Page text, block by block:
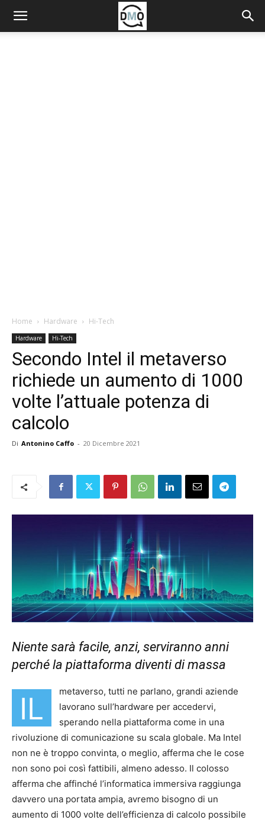
Home Hardware Hi-Tech
Hardware Hi-Tech
Secondo Intel il metaverso
richiede un aumento di 1000
volte l’attuale potenza di
calcolo
Di Antonino Caffo - 20 Dicembre 2021
Niente sarà facile, anzi, serviranno anni
perché la piattaforma diventi di massa
IL
metaverso, tutti ne parlano, grandi aziende
lavorano sull’hardware per accedervi,
sperando nella piattaforma come in una
rivoluzione di comunicazione su scala globale. Ma Intel
non ne è troppo convinta, o meglio, afferma che le cose
non sono poi così fattibili, almeno adesso. Il colosso
afferma che affinché l’informatica immersiva raggiunga
davvero una portata ampia, avremo bisogno di un
aumento di 1000 volte dell’efficienza di calcolo possibile